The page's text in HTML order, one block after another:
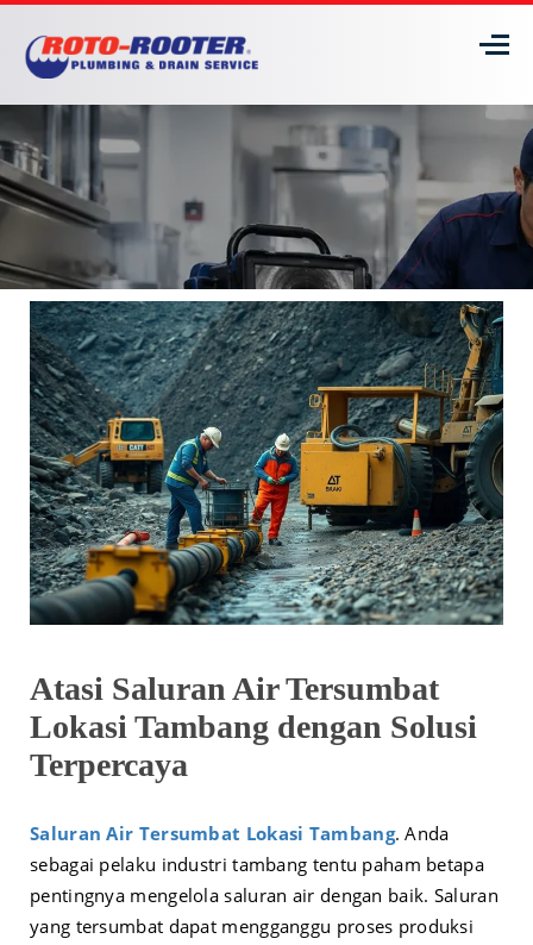
Atasi Saluran Air Tersumbat
Lokasi Tambang dengan Solusi
Terpercaya
Saluran Air Tersumbat Lokasi Tambang. Anda
sebagai pelaku industri tambang tentu paham betapa
pentingnya mengelola saluran air dengan baik. Saluran
yang tersumbat dapat mengganggu proses produksi